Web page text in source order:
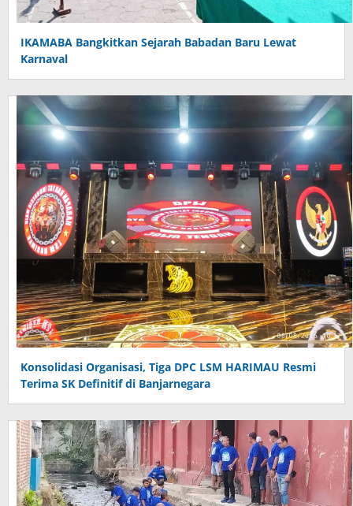
IKAMABA Bangkitkan Sejarah Babadan Baru Lewat
Karnaval
Konsolidasi Organisasi, Tiga DPC LSM HARIMAU Resmi
Terima SK Definitif di Banjarnegara